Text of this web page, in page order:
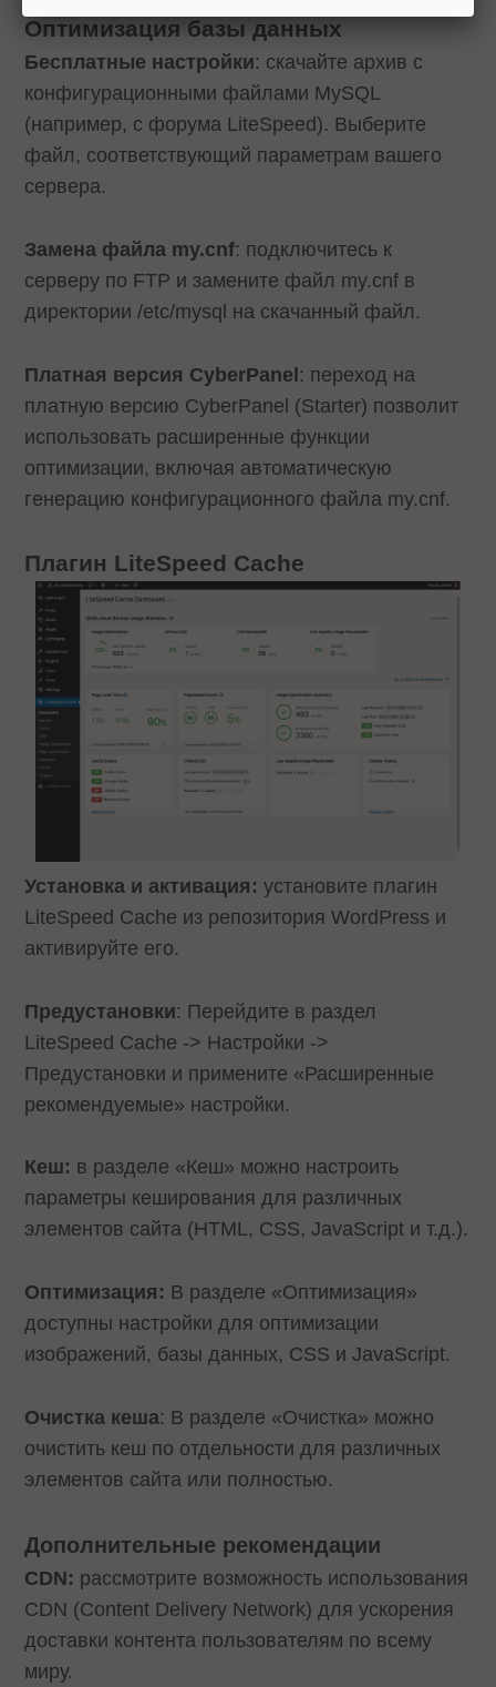
Оптимизация базы данных
Бесплатные настройки: скачайте архив с
конфигурационными файлами MySQL
(например, с форума LiteSpeed). Выберите
файл, соответствующий параметрам вашего
сервера.
Замена файла my.cnf: подключитесь к
серверу по FTP и замените файл my.cnf в
директории /etc/mysql на скачанный файл.
Платная версия CyberPanel: переход на
платную версию CyberPanel (Starter) позволит
использовать расширенные функции
оптимизации, включая автоматическую
генерацию конфигурационного файла my.cnf.
Плагин LiteSpeed Cache
Установка и активация: установите плагин
LiteSpeed Cache из репозитория WordPress и
активируйте его.
Предустановки: Перейдите в раздел
LiteSpeed Cache -> Настройки ->
Предустановки и примените «Расширенные
рекомендуемые» настройки.
Кеш: в разделе «Кеш» можно настроить
параметры кеширования для различных
элементов сайта (HTML, CSS, JavaScript и т.д.).
Оптимизация: В разделе «Оптимизация»
доступны настройки для оптимизации
изображений, базы данных, CSS и JavaScript.
Очистка кеша: В разделе «Очистка» можно
очистить кеш по отдельности для различных
элементов сайта или полностью.
Дополнительные рекомендации
CDN: рассмотрите возможность использования
CDN (Content Delivery Network) для ускорения
доставки контента пользователям по всему
миру.